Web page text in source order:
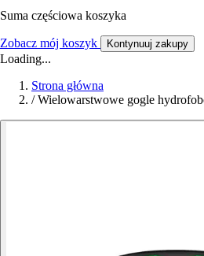
Suma częściowa koszyka
Zobacz mój koszyk Kontynuuj zakupy
Loading...
Strona główna
/ Wielowarstwowe gogle